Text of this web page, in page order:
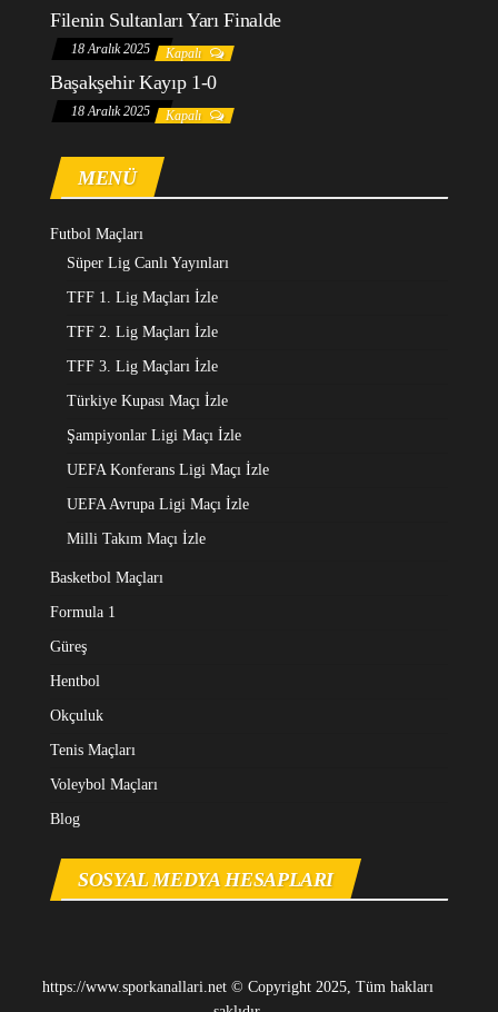
Filenin Sultanları Yarı Finalde
18 Aralık 2025 Kapalı
Başakşehir Kayıp 1-0
18 Aralık 2025 Kapalı
MENÜ
Futbol Maçları
Süper Lig Canlı Yayınları
TFF 1. Lig Maçları İzle
TFF 2. Lig Maçları İzle
TFF 3. Lig Maçları İzle
Türkiye Kupası Maçı İzle
Şampiyonlar Ligi Maçı İzle
UEFA Konferans Ligi Maçı İzle
UEFA Avrupa Ligi Maçı İzle
Milli Takım Maçı İzle
Basketbol Maçları
Formula 1
Güreş
Hentbol
Okçuluk
Tenis Maçları
Voleybol Maçları
Blog
SOSYAL MEDYA HESAPLARI
https://www.sporkanallari.net © Copyright 2025, Tüm hakları